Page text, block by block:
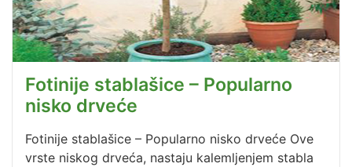
Fotinije stablašice – Popularno
nisko drveće
Fotinije stablašice – Popularno nisko drveće Ove
vrste niskog drveća, nastaju kalemljenjem stabla